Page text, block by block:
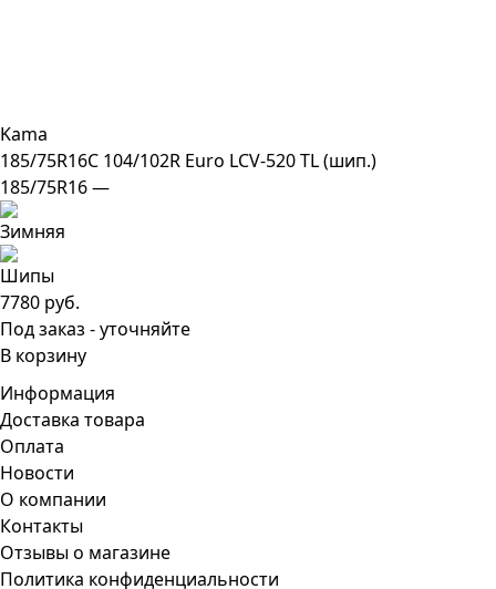
Kama
185/75R16C 104/102R Euro LCV-520 TL (шип.)
185/75R16 —
7780 руб.
Под заказ - уточняйте
В корзину
Информация
Доставка товара
Оплата
Новости
О компании
Контакты
Отзывы о магазине
Политика конфиденциальности